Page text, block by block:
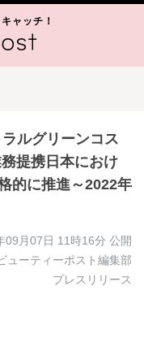
ャッチ！
ルグリーンコス
提携日本におけ
的に推進～2022年
09月07日 11時16分 公開
ューティーポスト編集部
プレスリリース